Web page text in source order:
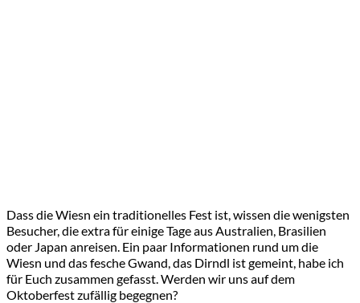
Dass die Wiesn ein traditionelles Fest ist, wissen die wenigsten
Besucher, die extra für einige Tage aus Australien, Brasilien
oder Japan anreisen. Ein paar Informationen rund um die
Wiesn und das fesche Gwand, das Dirndl ist gemeint, habe ich
für Euch zusammen gefasst. Werden wir uns auf dem
Oktoberfest zufällig begegnen?